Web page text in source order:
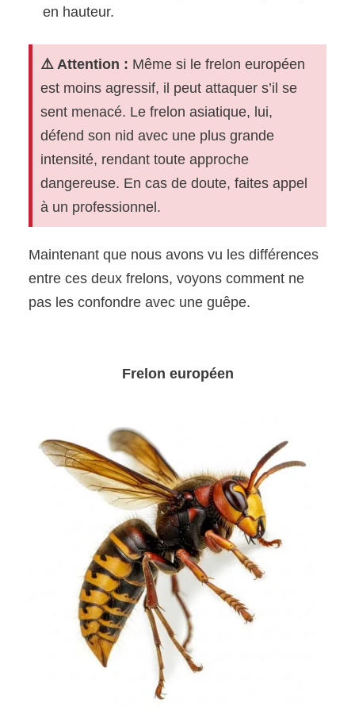
en hauteur.
⚠️ Attention : Même si le frelon européen
est moins agressif, il peut attaquer s’il se
sent menacé. Le frelon asiatique, lui,
défend son nid avec une plus grande
intensité, rendant toute approche
dangereuse. En cas de doute, faites appel
à un professionnel.
Maintenant que nous avons vu les différences
entre ces deux frelons, voyons comment ne
pas les confondre avec une guêpe.
Frelon européen